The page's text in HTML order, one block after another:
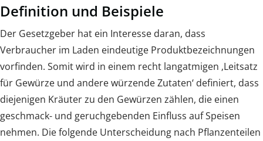
Definition und Beispiele
Der Gesetzgeber hat ein Interesse daran, dass
Verbraucher im Laden eindeutige Produktbezeichnungen
vorfinden. Somit wird in einem recht langatmigen ‚Leitsatz
für Gewürze und andere würzende Zutaten‘ definiert, dass
diejenigen Kräuter zu den Gewürzen zählen, die einen
geschmack- und geruchgebenden Einfluss auf Speisen
nehmen. Die folgende Unterscheidung nach Pflanzenteilen